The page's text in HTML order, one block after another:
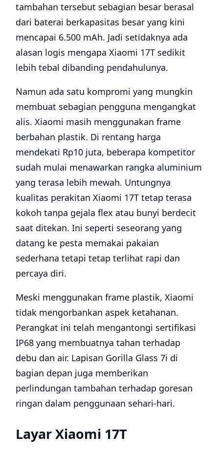
tambahan tersebut sebagian besar berasal
dari baterai berkapasitas besar yang kini
mencapai 6.500 mAh. Jadi setidaknya ada
alasan logis mengapa Xiaomi 17T sedikit
lebih tebal dibanding pendahulunya.
Namun ada satu kompromi yang mungkin
membuat sebagian pengguna mengangkat
alis. Xiaomi masih menggunakan frame
berbahan plastik. Di rentang harga
mendekati Rp10 juta, beberapa kompetitor
sudah mulai menawarkan rangka aluminium
yang terasa lebih mewah. Untungnya
kualitas perakitan Xiaomi 17T tetap terasa
kokoh tanpa gejala flex atau bunyi berdecit
saat ditekan. Ini seperti seseorang yang
datang ke pesta memakai pakaian
sederhana tetapi tetap terlihat rapi dan
percaya diri.
Meski menggunakan frame plastik, Xiaomi
tidak mengorbankan aspek ketahanan.
Perangkat ini telah mengantongi sertifikasi
IP68 yang membuatnya tahan terhadap
debu dan air. Lapisan Gorilla Glass 7i di
bagian depan juga memberikan
perlindungan tambahan terhadap goresan
ringan dalam penggunaan sehari-hari.
Layar Xiaomi 17T